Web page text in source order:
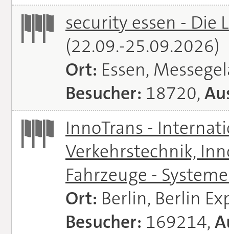
security essen - Die
(22.09.-25.09.2026)
Ort: Essen,
Besucher: 18720,
InnoTrans -
Verkehrstechnik,
Fahrzeuge -
Ort: Berlin, Berlin
Besucher: 169214,